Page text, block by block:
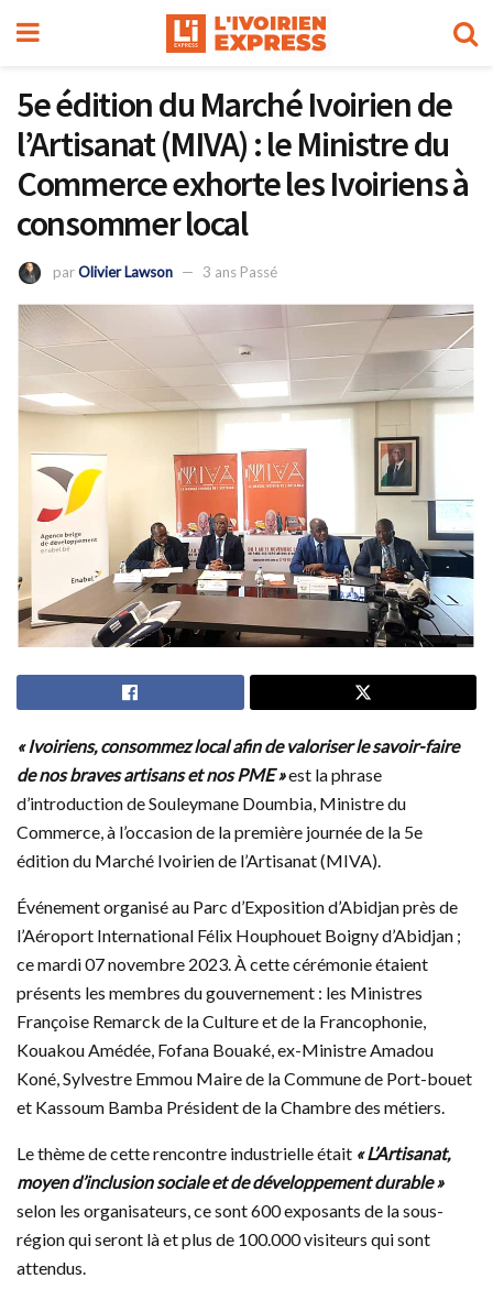
5e édition du Marché Ivoirien de
l’Artisanat (MIVA) : le Ministre du
Commerce exhorte les Ivoiriens à
consommer local
parOlivier Lawson 3 ans Passé
« Ivoiriens, consommez local afin de valoriser le savoir-faire
de nos braves artisans et nos PME »est la phrase
d’introduction de Souleymane Doumbia, Ministre du
Commerce, à l’occasion de la première journée de la 5e
édition du Marché Ivoirien de l’Artisanat (MIVA).
Événement organisé au Parc d’Exposition d’Abidjan près de
l’Aéroport International Félix Houphouet Boigny d’Abidjan ;
ce mardi 07 novembre 2023. À cette cérémonie étaient
présents les membres du gouvernement : les Ministres
Françoise Remarck de la Culture et de la Francophonie,
Kouakou Amédée, Fofana Bouaké, ex-Ministre Amadou
Koné, Sylvestre Emmou Maire de la Commune de Port-bouet
et Kassoum Bamba Président de la Chambre des métiers.
Le thème de cette rencontre industrielle était « L’Artisanat,
moyen d’inclusion sociale et de développement durable »
selon les organisateurs, ce sont 600 exposants de la sous-
région qui seront là et plus de 100.000 visiteurs qui sont
attendus.